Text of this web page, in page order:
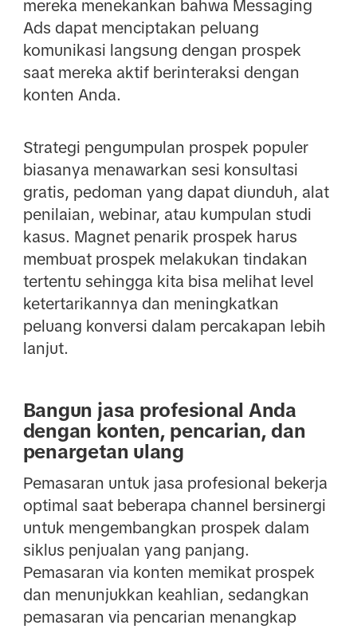
mereka menekankan bahwa Messaging
Ads dapat menciptakan peluang
komunikasi langsung dengan prospek
saat mereka aktif berinteraksi dengan
konten Anda.
Strategi pengumpulan prospek populer
biasanya menawarkan sesi konsultasi
gratis, pedoman yang dapat diunduh, alat
penilaian, webinar, atau kumpulan studi
kasus. Magnet penarik prospek harus
membuat prospek melakukan tindakan
tertentu sehingga kita bisa melihat level
ketertarikannya dan meningkatkan
peluang konversi dalam percakapan lebih
lanjut.
Bangun jasa profesional Anda
dengan konten, pencarian, dan
penargetan ulang
Pemasaran untuk jasa profesional bekerja
optimal saat beberapa channel bersinergi
untuk mengembangkan prospek dalam
siklus penjualan yang panjang.
Pemasaran via konten memikat prospek
dan menunjukkan keahlian, sedangkan
pemasaran via pencarian menangkap